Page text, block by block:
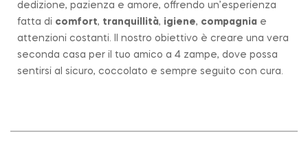
dedizione, pazienza e amore, offrendo un’esperienza
fatta di comfort, tranquillità, igiene, compagnia e
attenzioni costanti. Il nostro obiettivo è creare una vera
seconda casa per il tuo amico a 4 zampe, dove possa
sentirsi al sicuro, coccolato e sempre seguito con cura.